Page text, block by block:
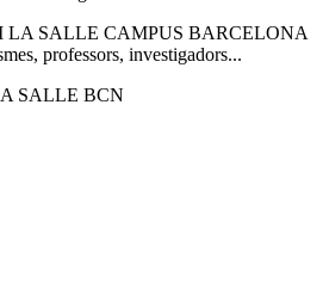
LA SALLE CAMPUS BARCELONA
professors, investigadors...
SALLE BCN